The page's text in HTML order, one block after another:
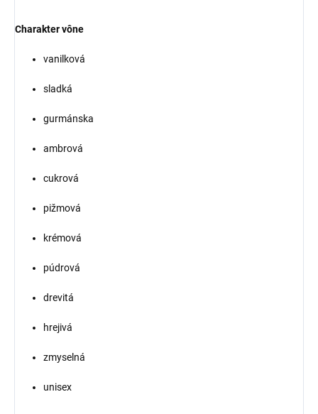
Charakter vône
vanilková
sladká
gurmánska
ambrová
cukrová
pižmová
krémová
púdrová
drevitá
hrejivá
zmyselná
unisex